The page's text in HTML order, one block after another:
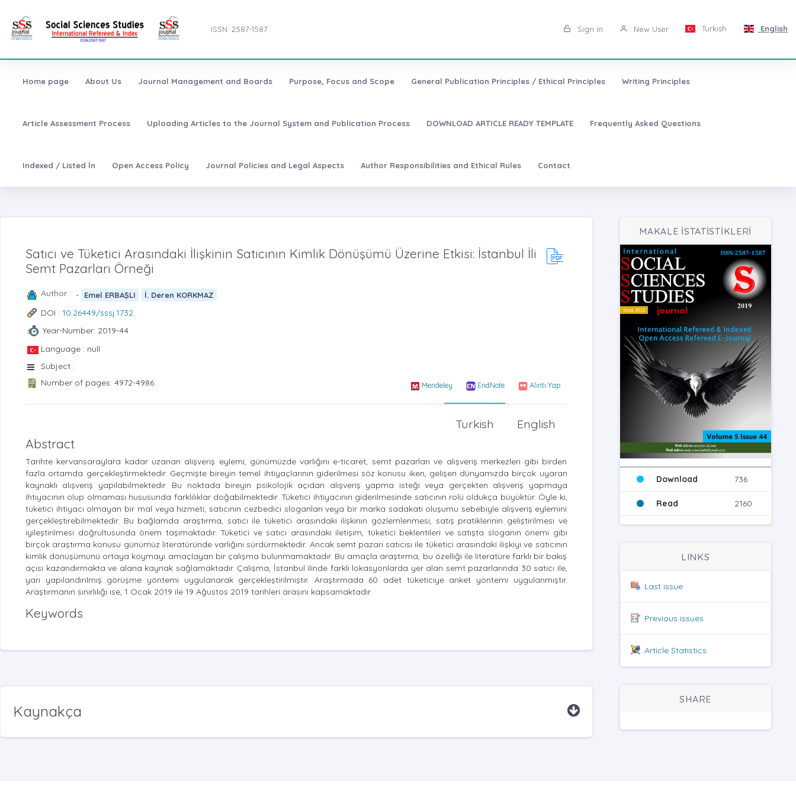
ISSN: 2587-1587 Sign in New User Turkish English
Home page About Us Journal Management and Boards Purpose, Focus and Scope General Publication Principles / Ethical Principles Writing Principles
Article Assessment Process Uploading Articles to the Journal System and Publication Process DOWNLOAD ARTICLE READY TEMPLATE Frequently Asked Questions
Indexed / Listed İn Open Access Policy Journal Policies and Legal Aspects Author Responsibilities and Ethical Rules Contact
Satıcı ve Tüketici Arasındaki İlişkinin Satıcının Kimlik Dönüşümü Üzerine Etkisi: İstanbul İli
Semt Pazarları Örneği
Author : - Emel ERBAŞLI İ. Deren KORKMAZ
DOI : 10.26449/sssj.1732
Year-Number: 2019-44
Language : null
Subject :
Number of pages: 4972-4986
Mendeley EndNote Alıntı Yap
English
Turkish
Abstract
Tarihte kervansaraylara kadar uzanan alışveriş eylemi, günümüzde varlığını e-ticaret, semt pazarları ve alışveriş merkezleri gibi birden
fazla ortamda gerçekleştirmektedir. Geçmişte bireyin temel ihtiyaçlarının giderilmesi söz konusu iken, gelişen dünyamızda birçok uyaran
kaynaklı alışveriş yapılabilmektedir. Bu noktada bireyin psikolojik açıdan alışveriş yapma isteği veya gerçekten alışveriş yapmaya
ihtiyacının olup olmaması hususunda farklılıklar doğabilmektedir. Tüketici ihtiyacının giderilmesinde satıcının rolü oldukça büyüktür. Öyle ki,
tüketici ihtiyacı olmayan bir mal veya hizmeti, satıcının cezbedici sloganları veya bir marka sadakati oluşumu sebebiyle alışveriş eylemini
gerçekleştirebilmektedir. Bu bağlamda araştırma, satıcı ile tüketici arasındaki ilişkinin gözlemlenmesi, satış pratiklerinin geliştirilmesi ve
iyileştirilmesi doğrultusunda önem taşımaktadır. Tüketici ve satıcı arasındaki iletişim, tüketici beklentileri ve satışta sloganın önemi gibi
birçok araştırma konusu günümüz literatüründe varlığını sürdürmektedir. Ancak semt pazarı satıcısı ile tüketici arasındaki ilişkiyi ve satıcının
kimlik dönüşümünü ortaya koymayı amaçlayan bir çalışma bulunmamaktadır. Bu amaçla araştırma, bu özelliği ile literatüre farklı bir bakış
açısı kazandırmakta ve alana kaynak sağlamaktadır. Çalışma, İstanbul ilinde farklı lokasyonlarda yer alan semt pazarlarında 30 satıcı ile,
yarı yapılandırılmış görüşme yöntemi uygulanarak gerçekleştirilmiştir. Araştırmada 60 adet tüketiciye anket yöntemi uygulanmıştır.
Araştırmanın sınırlılığı ise, 1 Ocak 2019 ile 19 Ağustos 2019 tarihleri arasını kapsamaktadır.
Keywords
Kaynakça
MAKALE İSTATİSTİKLERİ
Download 736
Read 2160
LINKS
Last issue
Previous issues
Article Statistics
SHARE